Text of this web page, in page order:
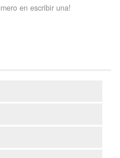
en escribir una!